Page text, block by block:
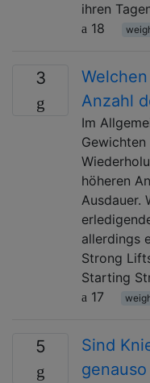
ihren
18
3
Anzahl
Im
höheren
Ausdauer.
allerdings
Strong
Starting
17
5
Sind